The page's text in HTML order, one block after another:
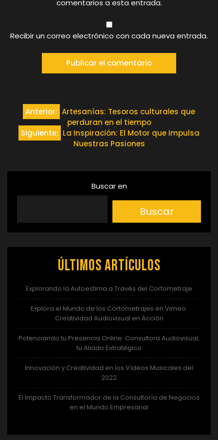
comentarios a esta entrada.
Recibir un correo electrónico con cada nueva entrada.
Navegación
Anterior: Artesanías: Tesoros culturales que
perduran en el tiempo
Siguiente: La Inspiración: El Motor que Impulsa
Nuestras Pasiones
Buscar en
Buscar
Últimos artículos
Explorando la Autoestima a Través del Cortometraje
Explora el Mundo de los Cortometrajes en Vimeo:
Creatividad Audiovisual en Acción
Potenciando tu Presencia Online: Consultora Audiovisual,
tu Aliado Estratégico
Innovación y Creatividad en los Vídeos Musicales del
2022
El Impacto Transformador de la Consultoría de Negocios
en el Mundo Empresarial